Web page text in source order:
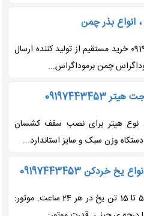
انواع بذر چمن
گروه صنعتی تی تاک 09197443453 خرید مستقیم از تولید کننده ارسال
چمن برموداگراس...
هیتر برای نصب سقف کشسان
وزن سبک و سایز استاندارد...
09197443453
ظرفیت خردکن: امکان خرد کردن 5 تا 15 تن یخ در هر 24 ساعت. موتور: